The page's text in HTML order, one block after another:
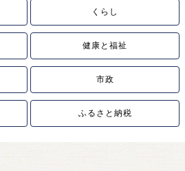
くらし
健康と福祉
市政
ふるさと納税